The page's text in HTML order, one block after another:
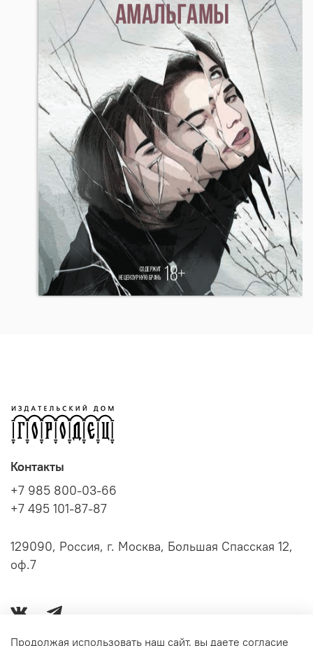
Контакты
+7 985 800-03-66
+7 495 101-87-87
129090, Россия, г. Москва, Большая Спасская 12,
оф.7
Продолжая использовать наш сайт, вы даете согласие